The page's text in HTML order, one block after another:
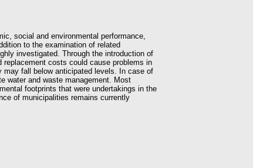
social and environmental performance,
to the examination of related
investigated. Through the introduction of
replacement costs could cause problems in
may fall below anticipated levels. In case of
water and waste management. Most
footprints that were undertakings in the
of municipalities remains currently